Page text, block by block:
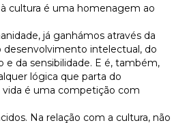
cultura é uma homenagem ao
já ganhámos através da
desenvolvimento intelectual, do
da sensibilidade. E é, também,
lógica que parta do
é uma competição com
Na relação com a cultura, não